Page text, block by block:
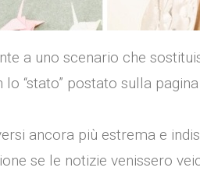
a uno scenario che
“stato” postato sulla
ancora più estrema e
se le notizie venissero